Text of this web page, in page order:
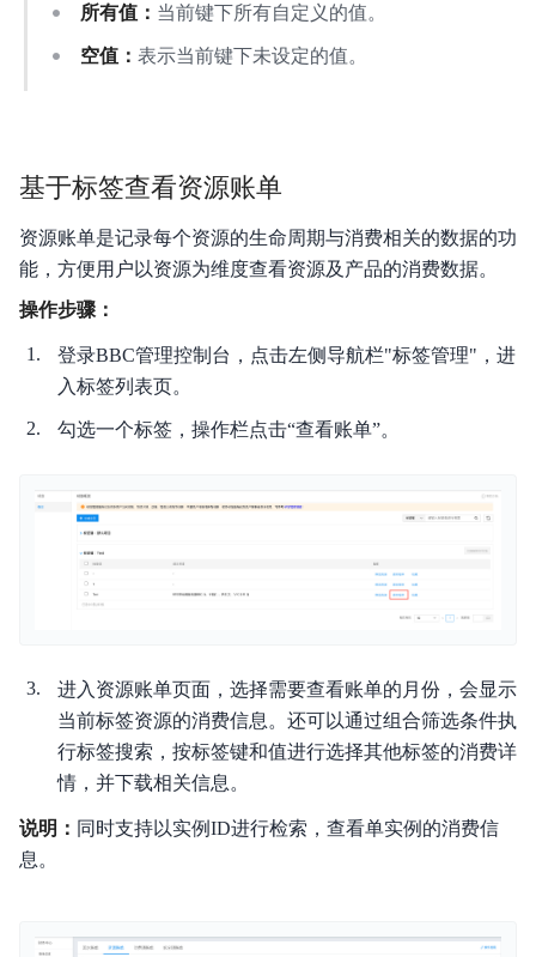
所有值： 当前键下所有自定义的值。
空值： 表示当前键下未设定的值。
基于标签查看资源账单
资源账单是记录每个资源的生命周期与消费相关的数据的功
能，方便用户以资源为维度查看资源及产品的消费数据。
操作步骤：
登录BBC管理控制台，点击左侧导航栏"标签管理"，进
入标签列表页。
勾选一个标签，操作栏点击“查看账单”。
进入资源账单页面，选择需要查看账单的月份，会显示
当前标签资源的消费信息。还可以通过组合筛选条件执
行标签搜索，按标签键和值进行选择其他标签的消费详
情，并下载相关信息。
说明： 同时支持以实例ID进行检索，查看单实例的消费信
息。